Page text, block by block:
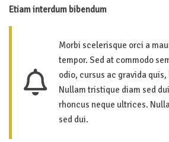
Etiam interdum bibendum
Morbi scelerisque orci a
tempor. Sed at commodo
odio, cursus ac gravida
Nullam tristique diam sed
rhoncus neque ultrices.
sed dui.